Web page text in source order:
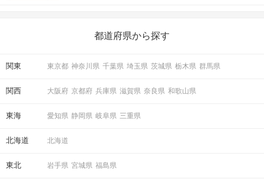
STEP6 結果発表
の楽しいことアイデアを集めました♪ いままさに楽しいことを探し
都道府県から探す
関東 東京都 神奈川県 千葉県 埼玉県 茨城県 栃木県 群馬県
関西 大阪府 京都府 兵庫県 滋賀県 奈良県 和歌山県
東海 愛知県 静岡県 岐阜県 三重県
北海道 北海道
東北 岩手県 宮城県 福島県